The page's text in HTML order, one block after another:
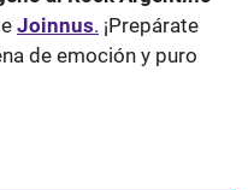
Joinnus. ¡Prepárate
de emoción y puro